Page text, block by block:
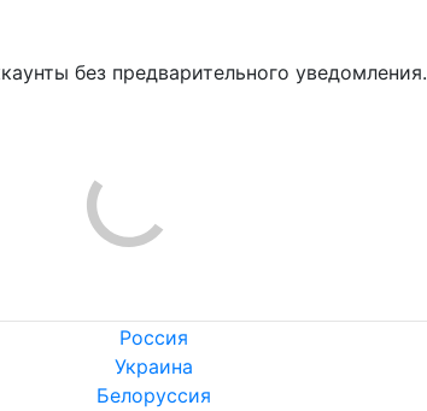
без предварительного уведомления.
Россия
Украина
Белоруссия